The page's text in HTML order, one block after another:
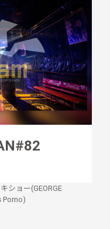
ショー(GEORGE
Porno)